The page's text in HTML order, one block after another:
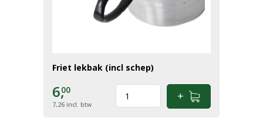
Friet lekbak (incl schep)
6,00
7,26 incl. btw